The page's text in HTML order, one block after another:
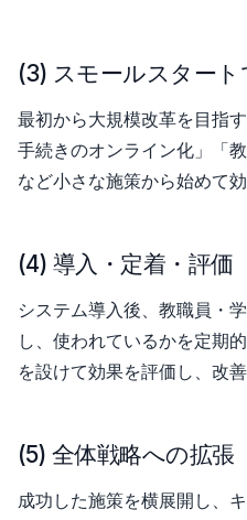
(3) スモールスタート
最初から大規模改革を目指
手続きのオンライン化」「
など小さな施策から始めて
(4) 導入・定着・評価
システム導入後、教職員・
し、使われているかを定期
を設けて効果を評価し、改
(5) 全体戦略への拡張
成功した施策を横展開し、